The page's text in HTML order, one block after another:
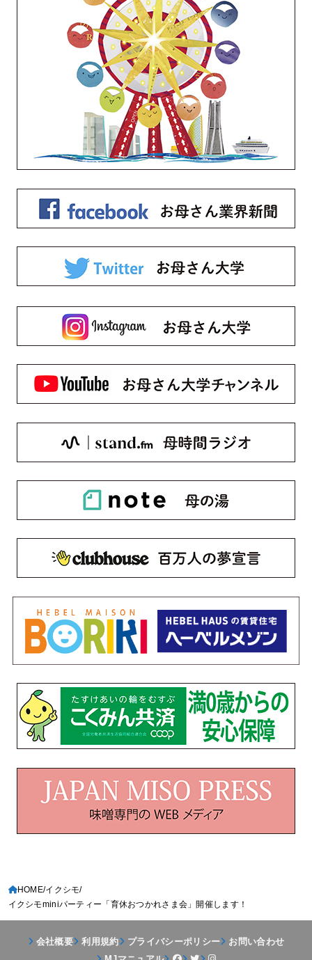
HOME イクシモ
イクシモminiパーティー「育休おつかれさま会」開催します！
会社概要 利用規約 プライバシーポリシー
お問い合わせ